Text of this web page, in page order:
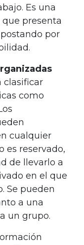
Es una
presenta
por
clasificar
como
cualquier
es reservado,
de llevarlo a
en el que
Se pueden
a una
un grupo.